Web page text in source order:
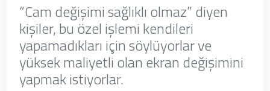
“Cam değişimi sağlıklı olmaz” diyen
kişiler, bu özel işlemi kendileri
yapamadıkları için söylüyorlar ve
yüksek maliyetli olan ekran değişimini
yapmak istiyorlar.